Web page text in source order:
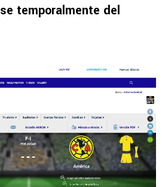
temporalmente del